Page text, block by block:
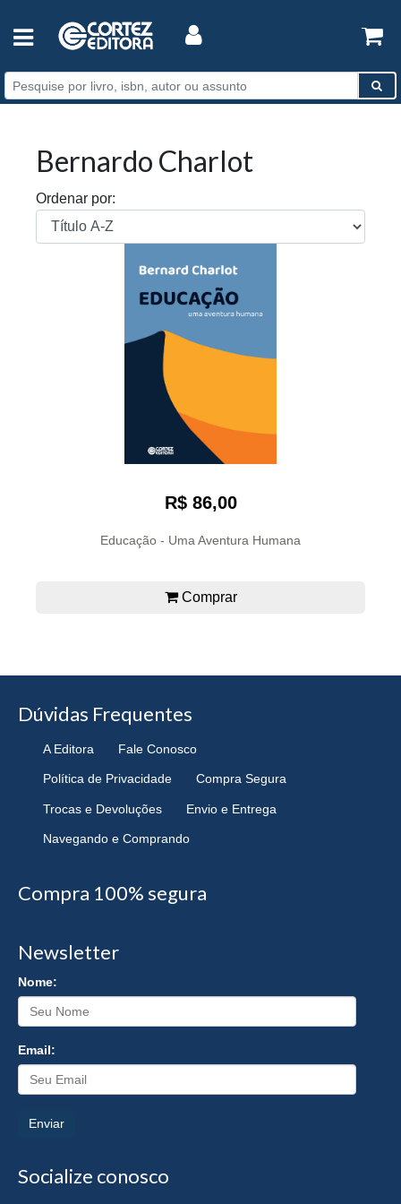
Bernardo Charlot
Ordenar por:
R$ 86,00
Educação - Uma Aventura Humana
Comprar
Dúvidas Frequentes
A Editora Fale Conosco
Política de Privacidade Compra Segura
Trocas e Devoluções Envio e Entrega
Navegando e Comprando
Compra 100% segura
Newsletter
Nome:
Email:
Enviar
Socialize conosco